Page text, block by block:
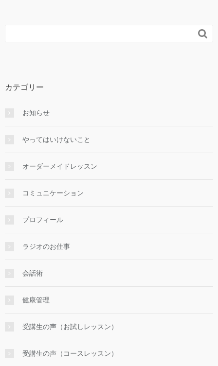

カテゴリー
お知らせ
やってはいけないこと
オーダーメイドレッスン
コミュニケーション
プロフィール
ラジオのお仕事
会話術
健康管理
受講生の声（お試しレッスン）
受講生の声（コースレッスン）